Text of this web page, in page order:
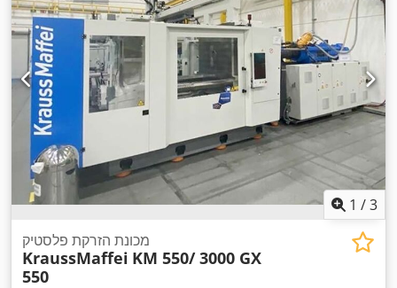
1 /3
מכונת הזרקת פלסטיק
KraussMaffei KM 550/ 3000 GX
550